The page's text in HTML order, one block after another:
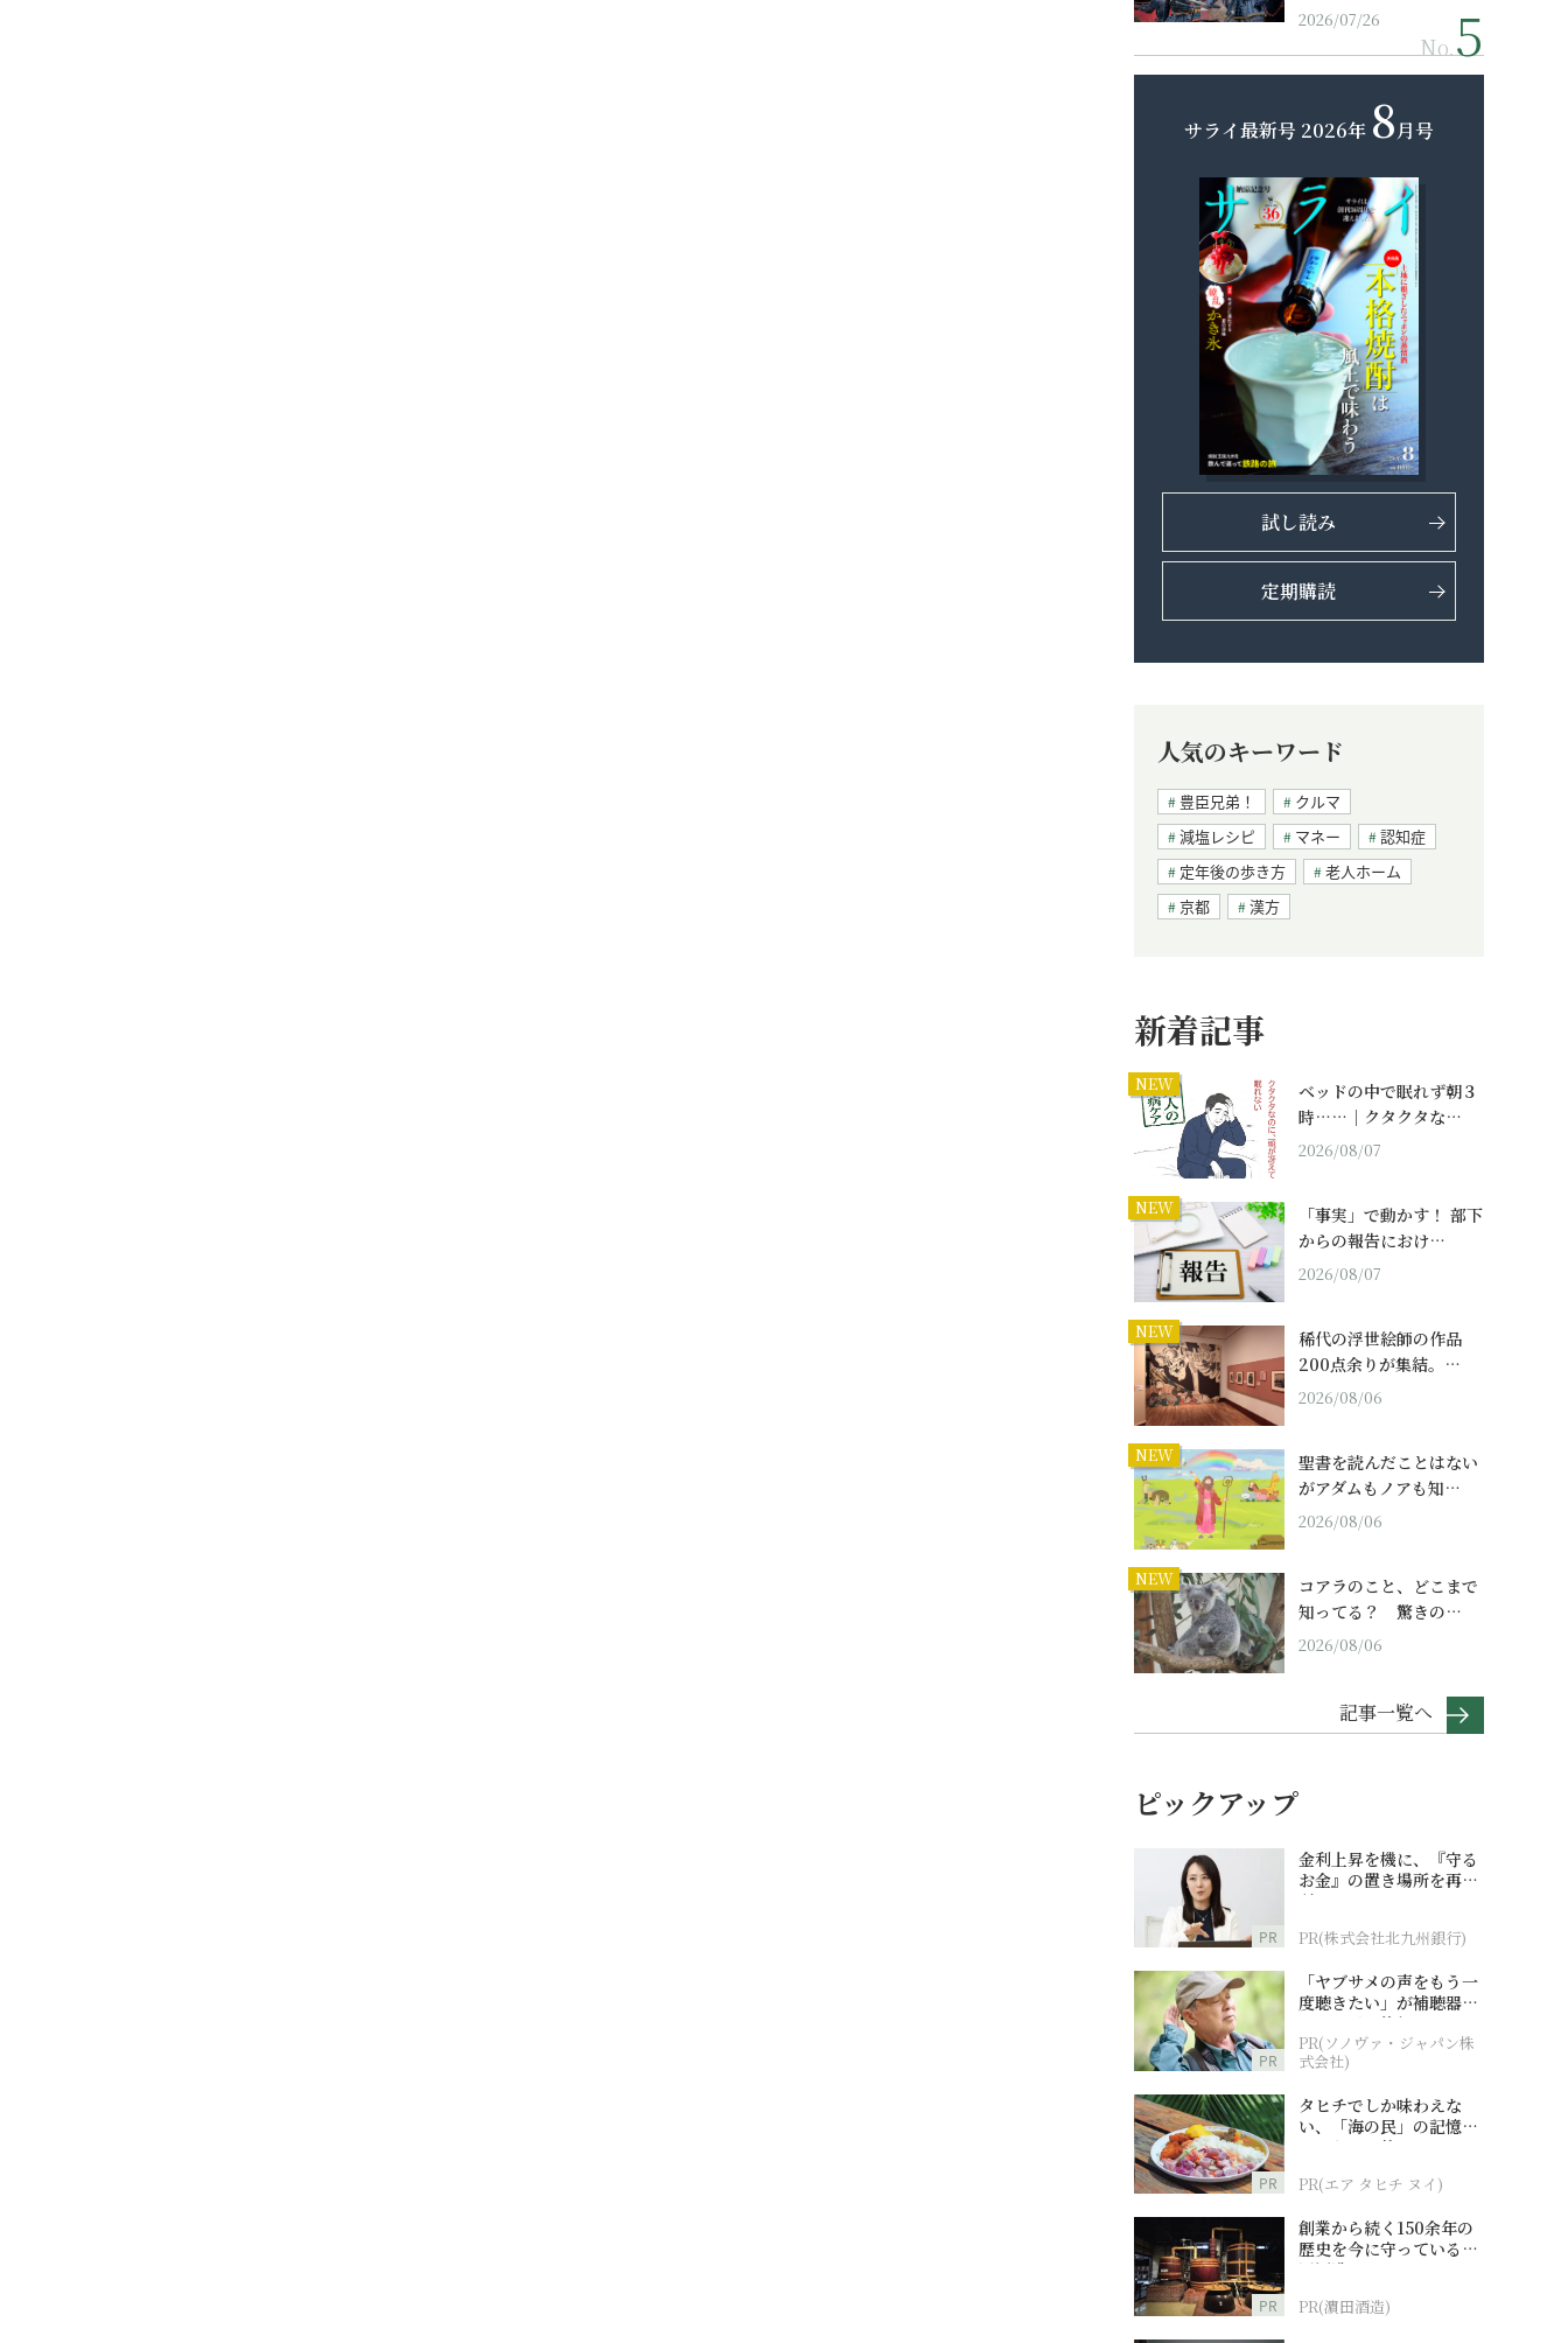
2026/07/26
No.
サライ最新号 2026年 8月号
試し読み
定期購読
人気のキーワード
豊臣兄弟！
クルマ
減塩レシピ
マネー
認知症
定年後の歩き方
老人ホーム
京都
漢方
新着記事
NEW
ベッドの中で眠れず朝３
時……｜クタクタな…
2026/08/07
NEW
「事実」で動かす！ 部下
からの報告におけ…
2026/08/07
NEW
稀代の浮世絵師の作品
200点余りが集結。…
2026/08/06
NEW
聖書を読んだことはない
がアダムもノアも知…
2026/08/06
NEW
コアラのこと、どこまで
知ってる？ 驚きの…
2026/08/06
記事一覧へ
ピックアップ
PR
金利上昇を機に、『守る
お金』の置き場所を再検
討
PR(株式会社北九州銀行)
PR
「ヤブサメの声をもう一
度聴きたい」が補聴器チ
ャレンジの後押しに
PR(ソノヴァ・ジャパン株
式会社)
PR
タヒチでしか味わえな
い、「海の民」の記憶へ
とつながる旅
PR(エア タヒチ ヌイ)
PR
創業から続く150余年の
歴史を今に守っている濵
田酒造
PR(濵田酒造)